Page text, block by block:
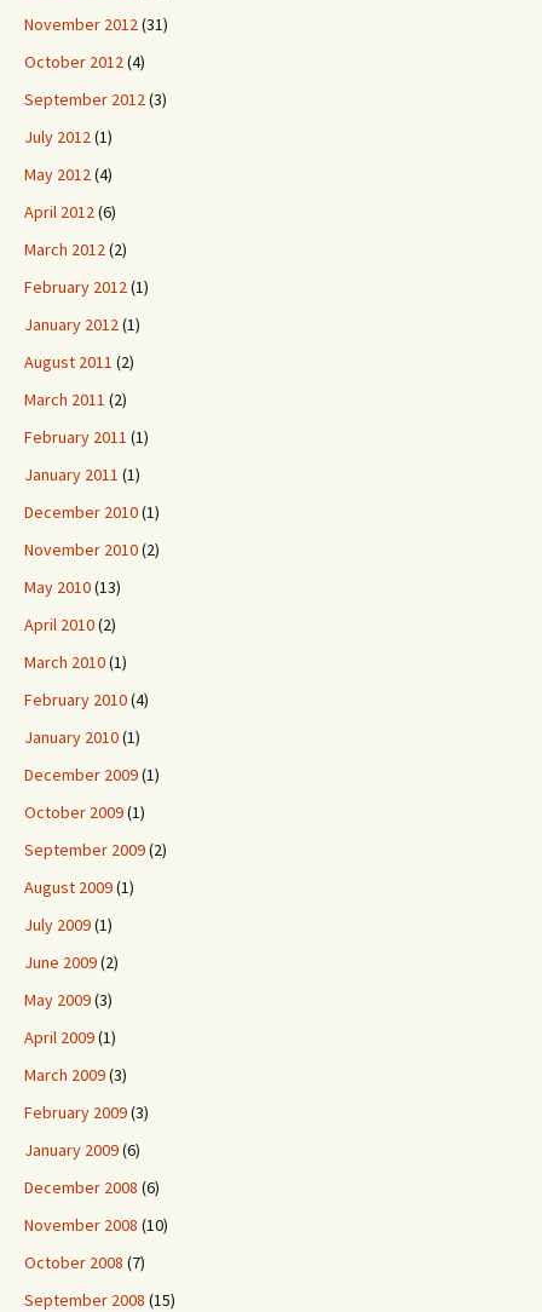
November 2012(31)
October 2012(4)
September 2012(3)
July 2012(1)
May 2012(4)
April 2012(6)
March 2012(2)
February 2012(1)
January 2012(1)
August 2011 (2)
March 2011 (2)
February 2011 (1)
January 2011 (1)
December 2010(1)
November 2010(2)
May 2010(13)
April 2010(2)
March 2010(1)
February 2010(4)
January 2010(1)
December 2009(1)
October 2009(1)
September 2009(2)
August 2009(1)
July 2009(1)
June 2009(2)
May 2009(3)
April 2009(1)
March 2009(3)
February 2009(3)
January 2009(6)
December 2008 (6)
November 2008 (10)
October 2008 (7)
September 2008 (15)